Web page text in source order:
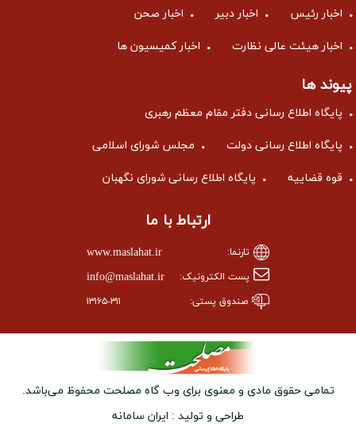
رئیس اخبار دبیر اخبار صحن
هیئت عالی نظارت اخبار کمیسیون ها
ها
اطلاع رسانی دفتر مقام معظم رهبری
اطلاع رسانی دولت مجلس شورای اسلامی
قضاییه پایگاه اطلاع رسانی شورای نگهبان
ارتباط با ما
تارنما: www.maslahat.ir
پست الکترونیک: info@maslahat.ir
صندوق پستی: ۱۳۱۶۵-۳۱۱
تمامی حقوق مادی و معنوی برای وب ‌گاه مصلحت محفوظ می‌باشد.
طراحی و تولید :ایران سامانه